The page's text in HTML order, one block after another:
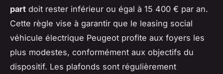
part doit rester inférieur ou égal à 15 400 € par an.
Cette règle vise à garantir que le leasing social
véhicule électrique Peugeot profite aux foyers les
plus modestes, conformément aux objectifs du
dispositif. Les plafonds sont régulièrement